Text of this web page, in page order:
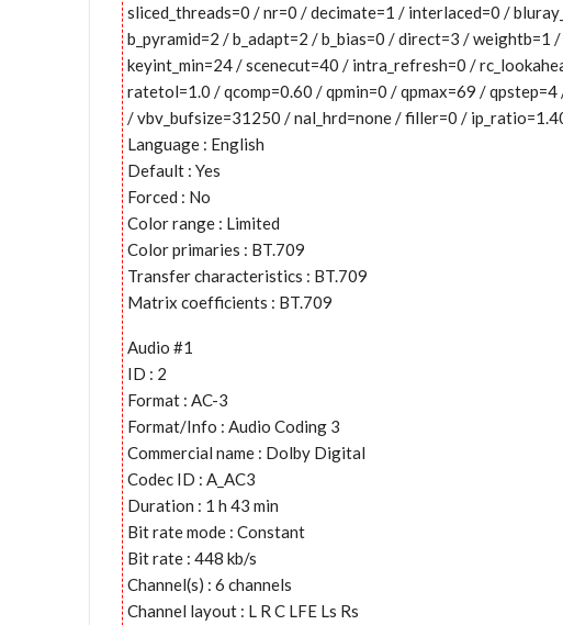
sliced_threads=0 / nr=0 / decimate=1 / interlaced=0 /
b_pyramid=2 / b_adapt=2 / b_bias=0 / direct=3 /
keyint_min=24 / scenecut=40 / intra_refresh=0 /
ratetol=1.0 / qcomp=0.60 / qpmin=0 / qpmax=69 /
/ vbv_bufsize=31250 / nal_hrd=none / filler=0 /
Language : English
Default : Yes
Forced : No
Color range : Limited
Color primaries : BT.709
Transfer characteristics : BT.709
Matrix coefficients : BT.709
Audio #1
ID : 2
Format : AC-3
Format/Info : Audio Coding 3
Commercial name : Dolby Digital
Codec ID : A_AC3
Duration : 1 h 43 min
Bit rate mode : Constant
Bit rate : 448 kb/s
Channel(s) : 6 channels
Channel layout : L R C LFE Ls Rs